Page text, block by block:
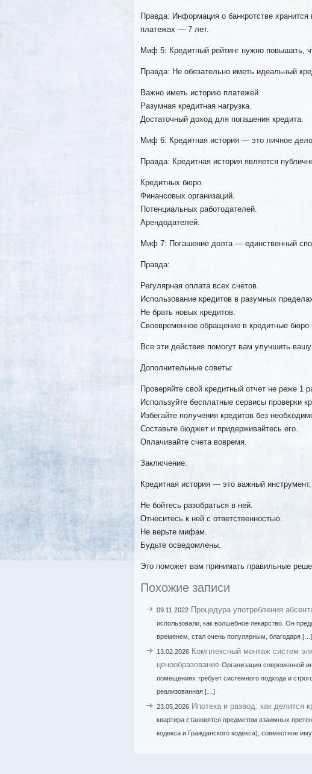
Правда: Информация о банкротстве
платежах — 7 лет.
Миф 5: Кредитный рейтинг нужно повышать,
Правда: Не обязательно иметь идеальный
Важно иметь историю платежей.
Разумная кредитная нагрузка.
Достаточный доход для погашения кредита.
Миф 6: Кредитная история — это личное
Правда: Кредитная история является
Кредитных бюро.
Финансовых организаций.
Потенциальных работодателей.
Арендодателей.
Миф 7: Погашение долга — единственный
Правда:
Регулярная оплата всех счетов.
Использование кредитов в разумных
Не брать новых кредитов.
Своевременное обращение в кредитные бюро
Все эти действия помогут вам улучшить
Дополнительные советы:
Проверяйте свой кредитный отчет не реже 1
Используйте бесплатные сервисы проверки
Избегайте получения кредитов без
Составьте бюджет и придерживайтесь его.
Оплачивайте счета вовремя.
Заключение:
Кредитная история — это важный
Не бойтесь разобраться в ней.
Отнеситесь к ней с ответственностью.
Не верьте мифам.
Будьте осведомлены.
Это поможет вам принимать правильные
Похожие записи
09.11.2022 Процедура употребления
использовали, как волшебное лекарство. Он
временем, стал очень популярным, благодаря […]
13.02.2026 Комплексный монтаж систем
ценообразование Организация современной
помещениях требует системного подхода и
реализованная […]
23.05.2026 Ипотека и развод: как делится
квартира становятся предметом взаимных
кодекса и Гражданского кодекса), совместное